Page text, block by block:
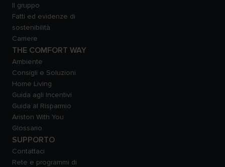
Il gruppo
Fatti ed evidenze di
sostenibilità
Carriere
THE COMFORT WAY
Ambiente
Consigli e Soluzioni
Home Living
Guida agli Incentivi
Guida al Risparmio
Ariston With You
Glossario
SUPPORTO
Contattaci
Rete e programmi di